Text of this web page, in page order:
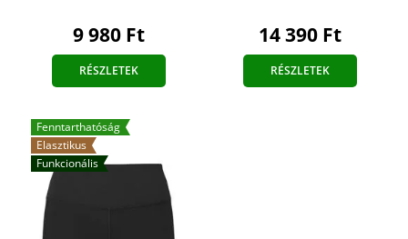
9 980 Ft
RÉSZLETEK
14 390 Ft
RÉSZLETEK
Fenntarthatóság
Elasztikus
Funkcionális